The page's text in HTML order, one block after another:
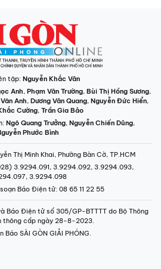
tập: Nguyễn Khắc Văn
Anh, Phạm Văn Trường, Bùi Thị Hồng Sương,
Anh, Dương Văn Quang, Nguyễn Đức Hiển,
Cường, Trần Gia Bảo
Ngô Quang Trưởng, Nguyễn Chiến Dũng,
Phước Bình
Thị Minh Khai, Phường Bàn Cờ, TP.HCM
3.9294.091, 3.9294.092, 3.9294.093,
3.9294.098
Báo Điện tử: 08 65 11 22 55
Báo Điện tử số 305/GP-BTTTT do Bộ Thông
thông cấp ngày 28-8-2023.
Báo SÀI GÒN GIẢI PHÓNG.